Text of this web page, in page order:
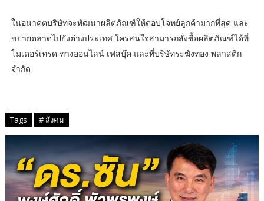
ในอนาคตบริษัทจะพัฒนาผลิตภัณฑ์​ให้ตอบโจทย์ลูกค้ามากที่สุด และ
ขยายตลาดไปยังต่างประเทศ ใครสนใจสามารถ​สั่งซื้อผลิตภัณฑ์​ได้ที่
โมเดอร์เทรด ทางออนไลน์ เฟสบุ๊ค และที่บริษัทระฆังทอง พลาสติก
จำกัด
Tags # สังคม